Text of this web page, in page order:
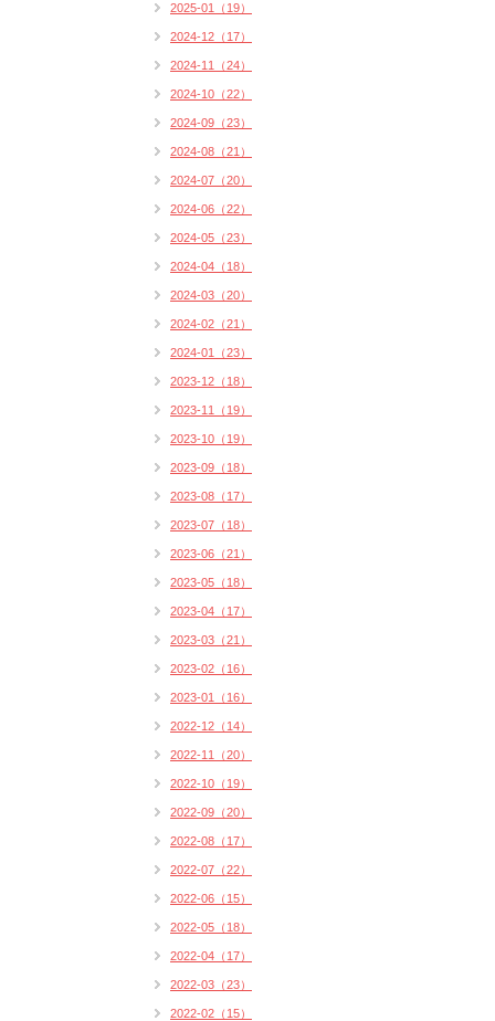
2025-01（19）
2024-12（17）
2024-11（24）
2024-10（22）
2024-09（23）
2024-08（21）
2024-07（20）
2024-06（22）
2024-05（23）
2024-04（18）
2024-03（20）
2024-02（21）
2024-01（23）
2023-12（18）
2023-11（19）
2023-10（19）
2023-09（18）
2023-08（17）
2023-07（18）
2023-06（21）
2023-05（18）
2023-04（17）
2023-03（21）
2023-02（16）
2023-01（16）
2022-12（14）
2022-11（20）
2022-10（19）
2022-09（20）
2022-08（17）
2022-07（22）
2022-06（15）
2022-05（18）
2022-04（17）
2022-03（23）
2022-02（15）